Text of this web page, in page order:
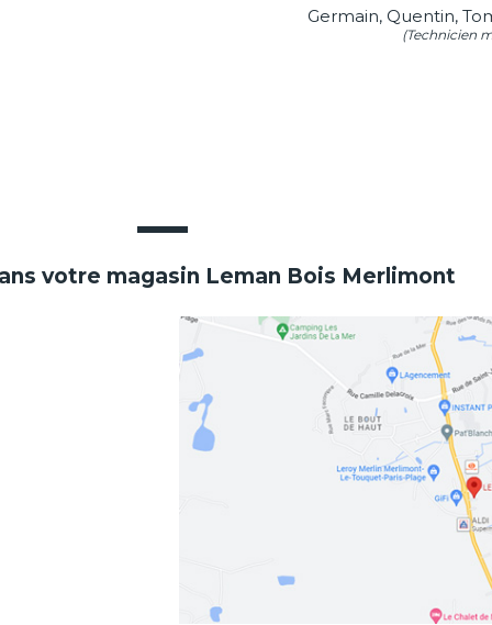
Germain, Quentin,
(Technicien
votre magasin Leman Bois Merlimont